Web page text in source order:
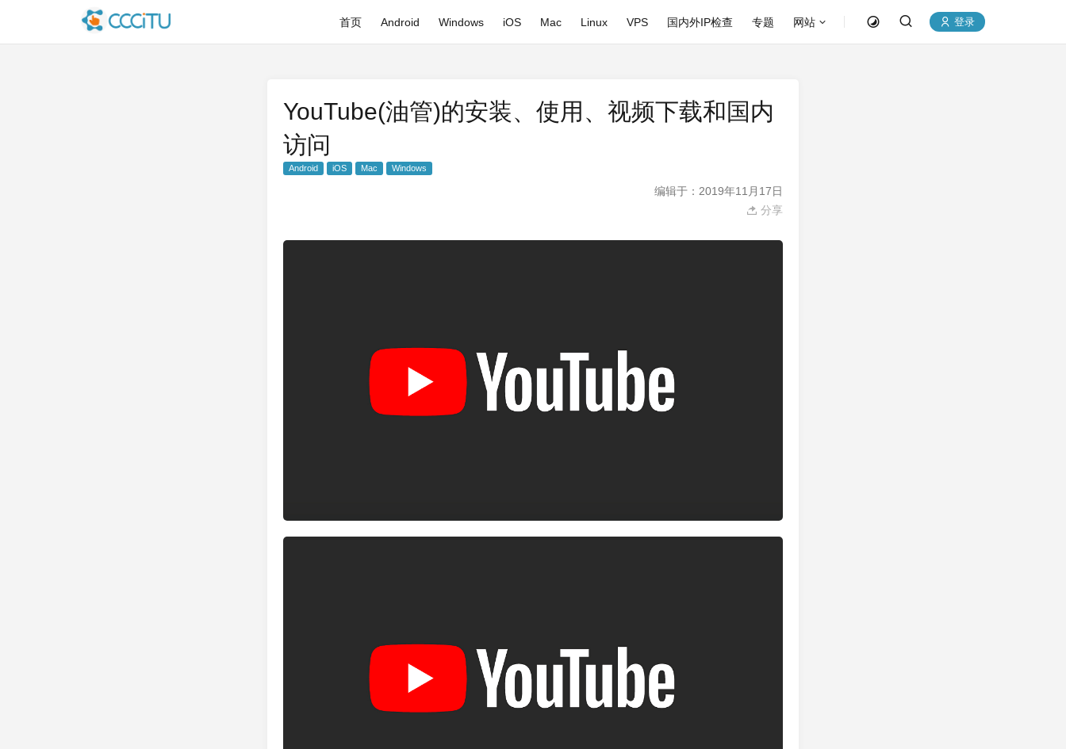
首页 Android Windows iOS Mac Linux VPS 国内外IP检查 专题 网站 登录
YouTube(油管)的安装、使用、视频下载和国内
访问
Android iOS Mac Windows
编辑于：2019年11月17日
分享